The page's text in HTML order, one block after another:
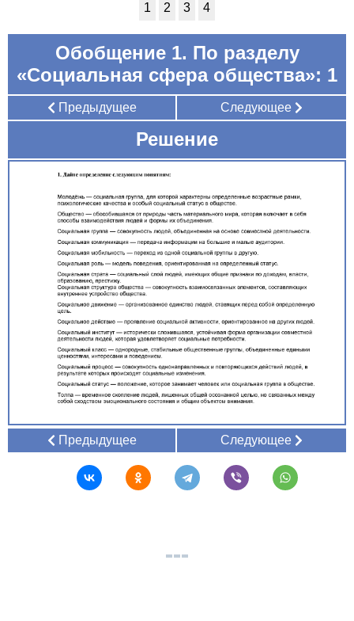
1 2 3 4
Обобщение 1. По разделу
«Социальная сфера общества»: 1
Предыдущее Следующее
Решение
Предыдущее Следующее